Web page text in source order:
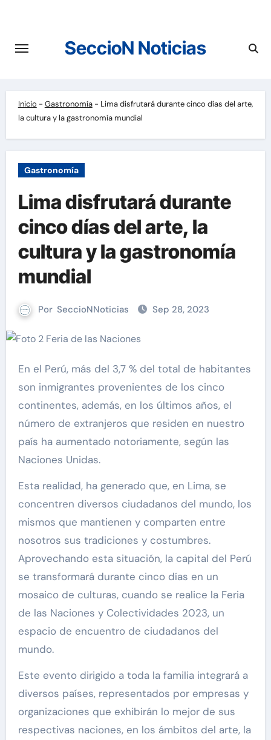
contenido
SeccioN Noticias
Inicio - Gastronomía- Lima disfrutará durante cinco días del arte,
la cultura y la gastronomía mundial
Gastronomía
Lima disfrutará durante
cinco días del arte, la
cultura y la gastronomía
mundial
Por SeccioNNoticias Sep 28, 2023
En el Perú, más del 3,7 % del total de habitantes
son inmigrantes provenientes de los cinco
continentes, además, en los últimos años, el
número de extranjeros que residen en nuestro
país ha aumentado notoriamente, según las
Naciones Unidas.
Esta realidad, ha generado que, en Lima, se
concentren diversos ciudadanos del mundo, los
mismos que mantienen y comparten entre
nosotros sus tradiciones y costumbres.
Aprovechando esta situación, la capital del Perú
se transformará durante cinco días en un
mosaico de culturas, cuando se realice la Feria
de las Naciones y Colectividades 2023, un
espacio de encuentro de ciudadanos del
mundo.
Este evento dirigido a toda la familia integrará a
diversos países, representados por empresas y
organizaciones que exhibirán lo mejor de sus
respectivas naciones, en los ámbitos del arte, la